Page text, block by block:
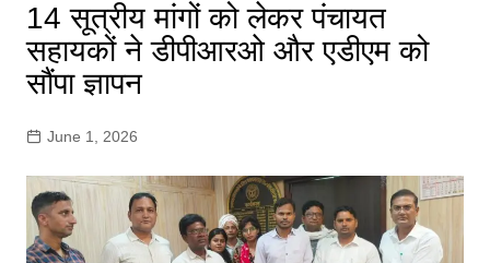
14 सूत्रीय मांगों को लेकर पंचायत
सहायकों ने डीपीआरओ और एडीएम को
सौंपा ज्ञापन
June 1, 2026